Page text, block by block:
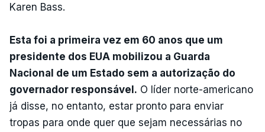
Karen Bass.
Esta foi a primeira vez em 60 anos que um
presidente dos EUA mobilizou a Guarda
Nacional de um Estado sem a autorização do
governador responsável. O líder norte-americano
já disse, no entanto, estar pronto para enviar
tropas para onde quer que sejam necessárias no